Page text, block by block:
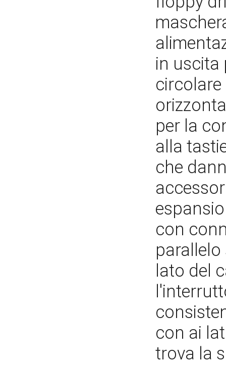
in uscita
per la
alla
che
con
parallelo
lato del
con ai
trova la